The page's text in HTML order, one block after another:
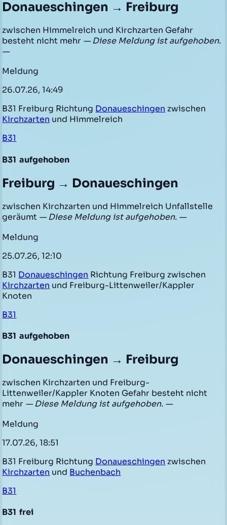
Donaueschingen → Freiburg
zwischen Himmelreich und Kirchzarten Gefahr
besteht nicht mehr — Diese Meldung ist aufgehoben.
—
Meldung
26.07.26, 14:49
B31 Freiburg Richtung Donaueschingen zwischen
Kirchzarten und Himmelreich
B31
B31 aufgehoben
Freiburg → Donaueschingen
zwischen Kirchzarten und Himmelreich Unfallstelle
geräumt — Diese Meldung ist aufgehoben. —
Meldung
25.07.26, 12:10
B31 Donaueschingen Richtung Freiburg zwischen
Kirchzarten und Freiburg-Littenweiler/Kappler
Knoten
B31
B31 aufgehoben
Donaueschingen → Freiburg
zwischen Kirchzarten und Freiburg-
Littenweiler/Kappler Knoten Gefahr besteht nicht
mehr — Diese Meldung ist aufgehoben. —
Meldung
17.07.26, 18:51
B31 Freiburg Richtung Donaueschingen zwischen
Kirchzarten und Buchenbach
B31
B31 frei